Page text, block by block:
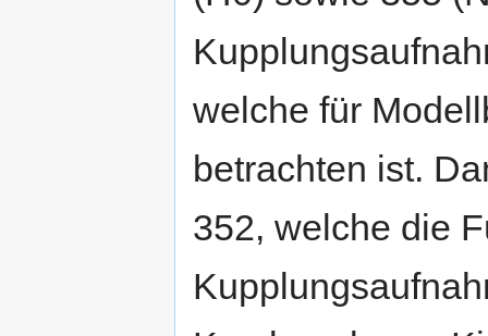
welche für
betrachten ist.
352, welche die